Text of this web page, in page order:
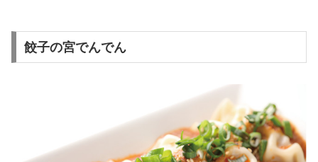
餃子の宮でんでん